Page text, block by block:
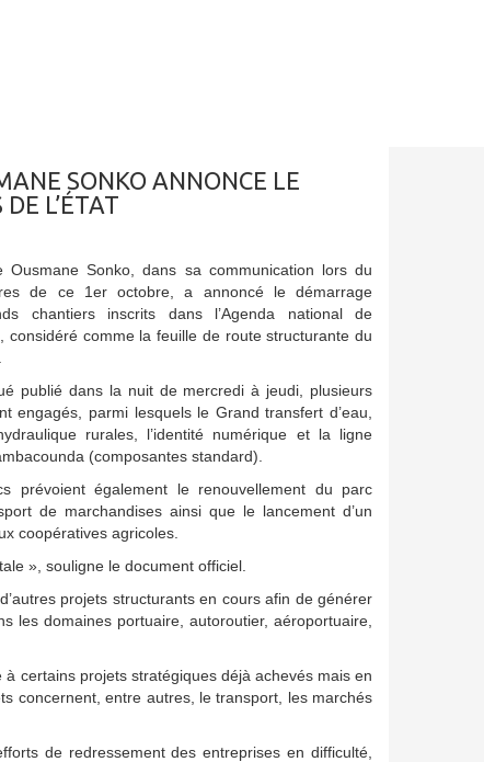
SONKO ANNONCE LE
L’ÉTAT
Ousmane Sonko, dans sa communication lors du
de ce 1er octobre, a annoncé le démarrage
chantiers inscrits dans l’Agenda national de
considéré comme la feuille de route structurante du
publié dans la nuit de mercredi à jeudi, plusieurs
engagés, parmi lesquels le Grand transfert d’eau,
rurales, l’identité numérique et la ligne
(composantes standard).
prévoient également le renouvellement du parc
de marchandises ainsi que le lancement d’un
coopératives agricoles.
», souligne le document officiel.
projets structurants en cours afin de générer
les domaines portuaire, autoroutier, aéroportuaire,
certains projets stratégiques déjà achevés mais en
concernent, entre autres, le transport, les marchés
de redressement des entreprises en difficulté,